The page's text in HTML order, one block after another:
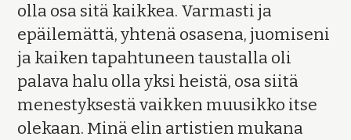
olla osa sitä kaikkea. Varmasti ja
epäilemättä, yhtenä osasena, juomiseni
ja kaiken tapahtuneen taustalla oli
palava halu olla yksi heistä, osa siitä
menestyksestä vaikken muusikko itse
olekaan. Minä elin artistien mukana